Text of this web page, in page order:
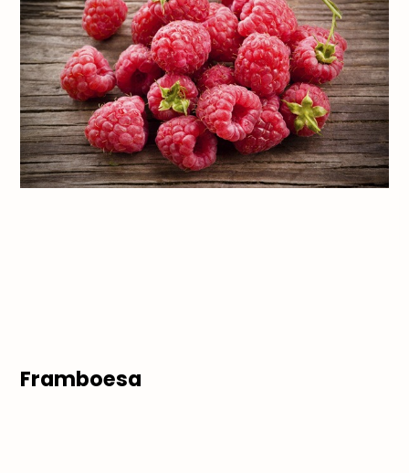
Framboesa